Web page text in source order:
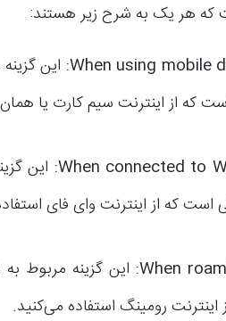
که هر یک به شرح زیر هستند:
When using mobile
: این
که از اینترنت سیم کارت یا
When connected to
: این
است که از اینترنت وای فای
When
: این گزینه مربوط
رومینگ استفاده می‌کنید.